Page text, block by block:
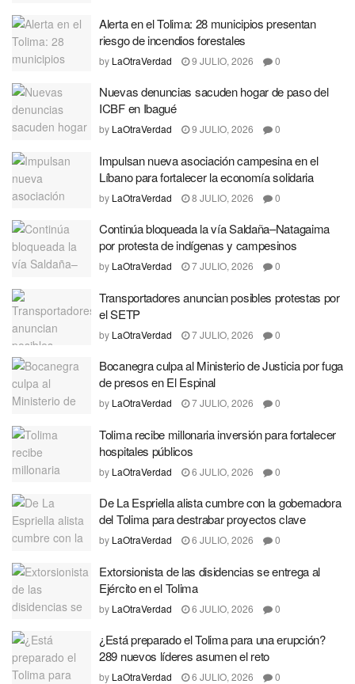
Alerta en el Tolima: 28 municipios presentan
riesgo de incendios forestales
by LaOtraVerdad 9 JULIO, 2026 0
Nuevas denuncias sacuden hogar de paso del
ICBF en Ibagué
by LaOtraVerdad 9 JULIO, 2026 0
Impulsan nueva asociación campesina en el
Líbano para fortalecer la economía solidaria
by LaOtraVerdad 8 JULIO, 2026 0
Continúa bloqueada la vía Saldaña–Natagaima
por protesta de indígenas y campesinos
by LaOtraVerdad 7 JULIO, 2026 0
Transportadores anuncian posibles protestas por
el SETP
by LaOtraVerdad 7 JULIO, 2026 0
Bocanegra culpa al Ministerio de Justicia por fuga
de presos en El Espinal
by LaOtraVerdad 7 JULIO, 2026 0
Tolima recibe millonaria inversión para fortalecer
hospitales públicos
by LaOtraVerdad 6 JULIO, 2026 0
De La Espriella alista cumbre con la gobernadora
del Tolima para destrabar proyectos clave
by LaOtraVerdad 6 JULIO, 2026 0
Extorsionista de las disidencias se entrega al
Ejército en el Tolima
by LaOtraVerdad 6 JULIO, 2026 0
¿Está preparado el Tolima para una erupción?
289 nuevos líderes asumen el reto
by LaOtraVerdad 6 JULIO, 2026 0